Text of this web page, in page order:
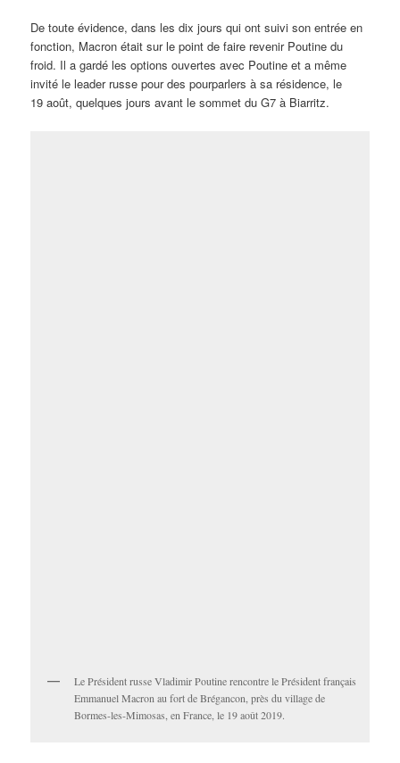
De toute évidence, dans les dix jours qui ont suivi son entrée en
fonction, Macron était sur le point de faire revenir Poutine du
froid. Il a gardé les options ouvertes avec Poutine et a même
invité le leader russe pour des pourparlers à sa résidence, le
19 août, quelques jours avant le sommet du G7 à Biarritz.
Le Président russe Vladimir Poutine rencontre le Président français
Emmanuel Macron au fort de Brégancon, près du village de
Bormes-les-Mimosas, en France, le 19 août 2019.